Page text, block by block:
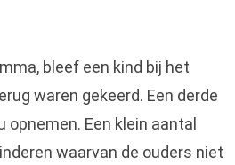
bleef een kind bij het
waren gekeerd. Een derde
Een klein aantal
waarvan de ouders niet